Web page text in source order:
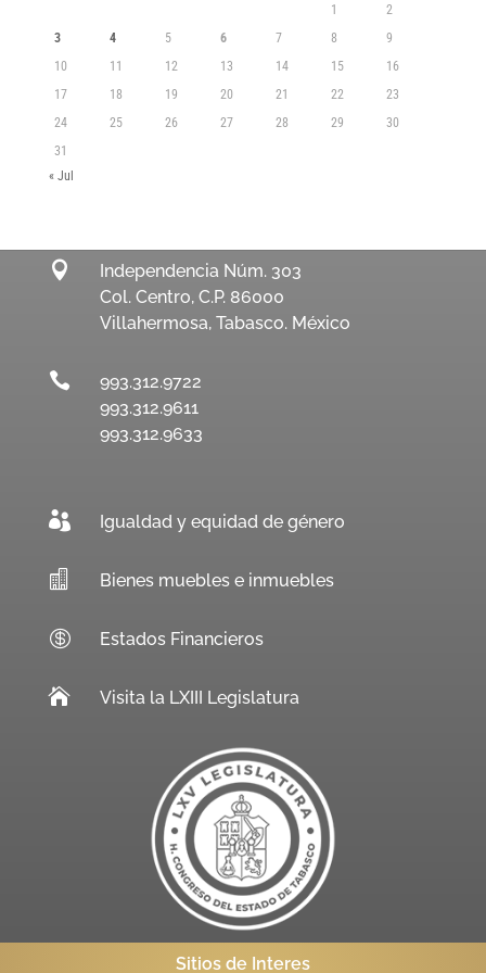
1
2
3
4 5 6 7 8
9
10
11 12 13 14 15
16
17
18 19 20 21 22
23
24
25 26 27 28 29
30
31
« Jul

Independencia Núm. 303
Col. Centro, C.P. 86000
Villahermosa, Tabasco. México

993.312.9722
993.312.9611
993.312.9633
 Igualdad y equidad de género
 Bienes muebles e inmuebles
 Estados Financieros
 Visita la LXIII Legislatura
Sitios de Interes